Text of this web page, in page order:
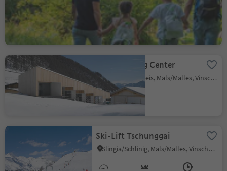
Easy
Difficulté
15 m
Gain d'altitude
0h:37 Min
durée
Nordic Skiing Center
Burgusio/Burgeis, Mals/Malles, Vinschgau/Val Venosta
Ski-Lift Tschunggai
Slingia/Schlinig, Mals/Malles, Vinschgau/Val Venosta